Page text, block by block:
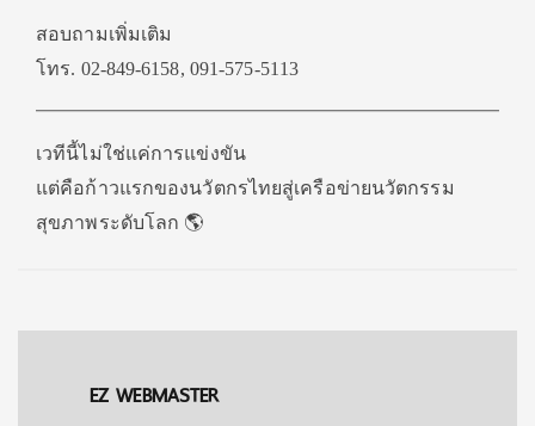
สอบถามเพิ่มเติม
โทร. 02-849-6158, 091-575-5113
เวทีนี้ไม่ใช่แค่การแข่งขัน
แต่คือก้าวแรกของนวัตกรไทยสู่เครือข่ายนวัตกรรม
สุขภาพระดับโลก 🌎
EZ WEBMASTER